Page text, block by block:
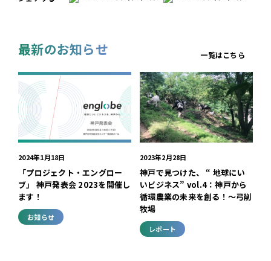
最新のお知らせ 一覧はこちら
2024年1月18日
「プロジェクト・エングロー
ブ」 神戸発表会 2023を開催し
ます！
お知らせ
2023年2月28日
神戸で見つけた、 “ 地球にい
いビジネス” vol.4：神戸から
循環農業の未来を創る！〜弓削
牧場
レポート